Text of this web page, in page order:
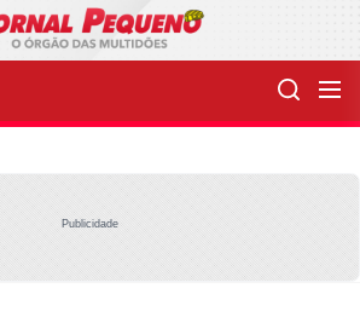
Publicidade